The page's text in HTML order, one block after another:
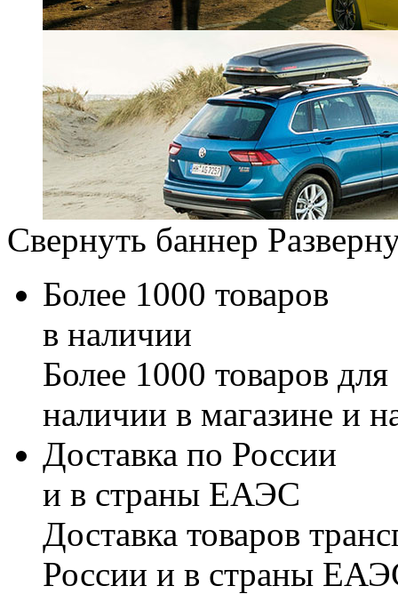
Свернуть баннер
Более 1000 товаров
в наличии
Более 1000 товаров
наличии в магазине и
Доставка по России
и в страны ЕАЭС
Доставка товаров
России и в страны